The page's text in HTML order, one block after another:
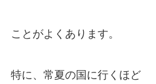
ことがよくあります。
特に、常夏の国に行くほど